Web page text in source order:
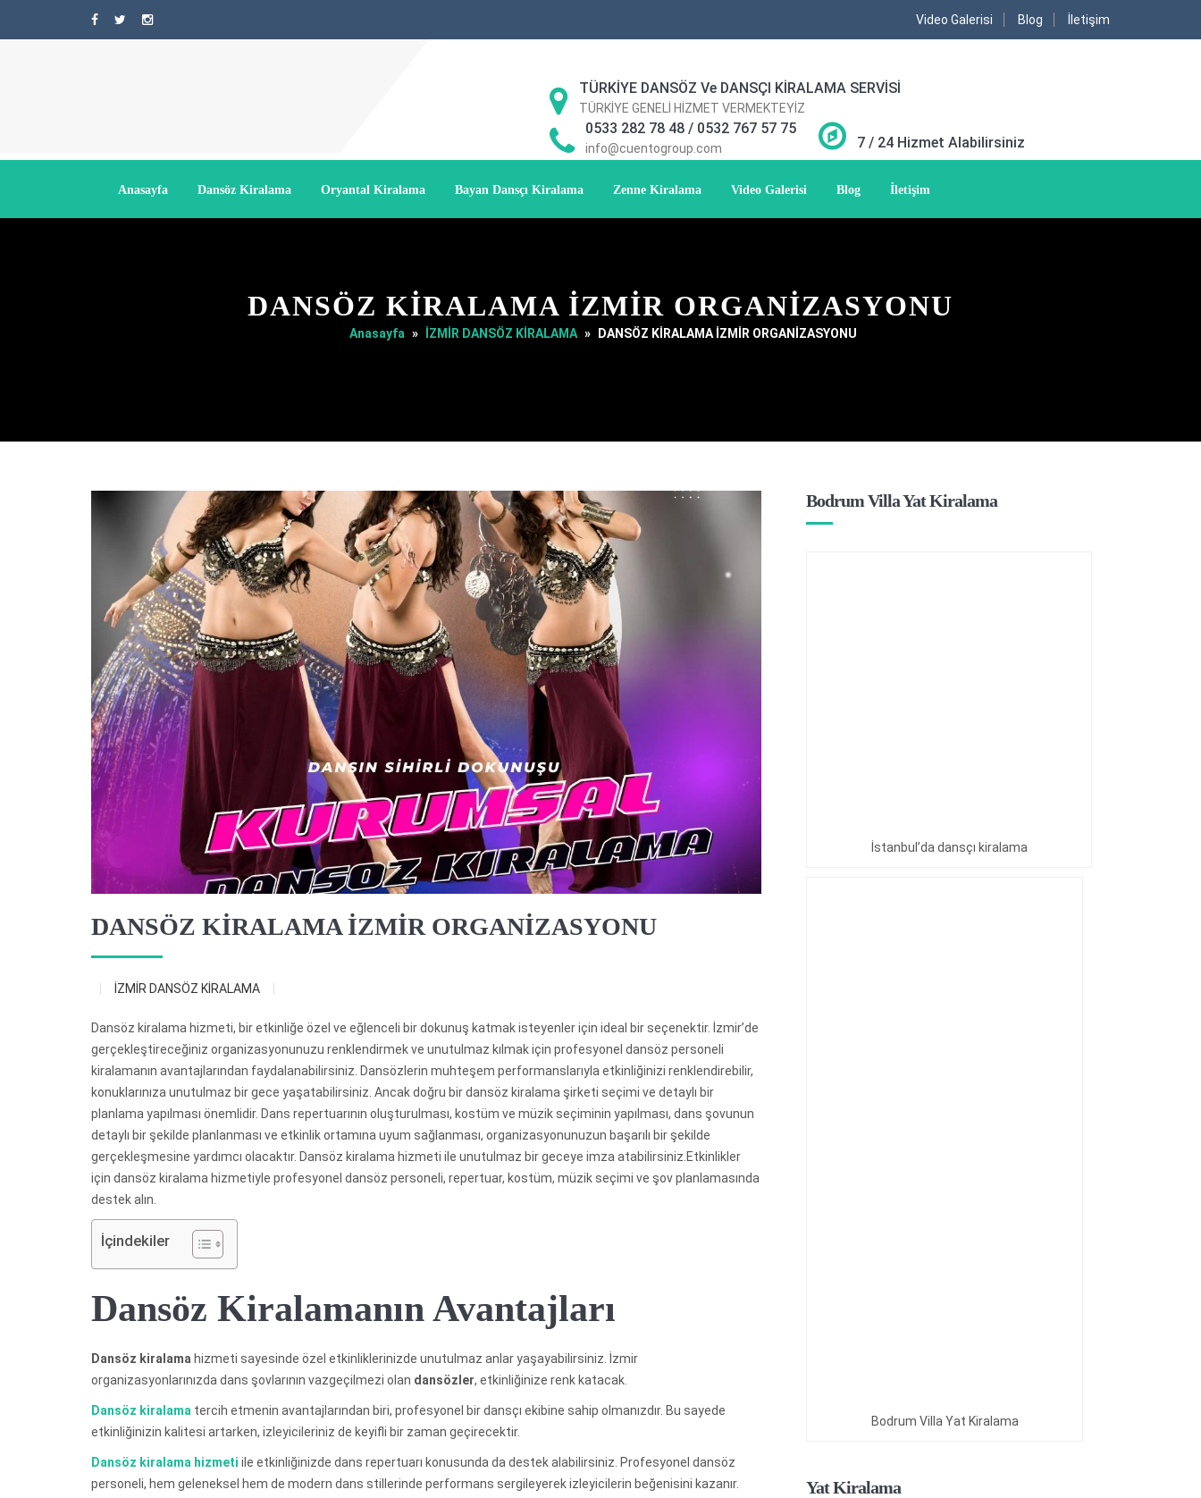
Video Galerisi Blog İletişim
TÜRKİYE DANSÖZ Ve DANSÇI KİRALAMA SERVİSİ
TÜRKİYE GENELİ HİZMET VERMEKTEYİZ
0533 282 78 48 / 0532 767 57 75
info@cuentogroup.com 7 / 24 Hizmet Alabilirsiniz
Anasayfa Dansöz Kiralama Oryantal Kiralama Bayan Dansçı Kiralama Zenne Kiralama Video Galerisi Blog İletişim
DANSÖZ KİRALAMA İZMİR ORGANİZASYONU
Anasayfa » İZMİR DANSÖZ KİRALAMA » DANSÖZ KİRALAMA İZMİR ORGANİZASYONU
DANSÖZ KİRALAMA İZMİR ORGANİZASYONU
İZMİR DANSÖZ KİRALAMA
Dansöz kiralama hizmeti, bir etkinliğe özel ve eğlenceli bir dokunuş katmak isteyenler için ideal bir seçenektir. İzmir’de
gerçekleştireceğiniz organizasyonunuzu renklendirmek ve unutulmaz kılmak için profesyonel dansöz personeli
kiralamanın avantajlarından faydalanabilirsiniz. Dansözlerin muhteşem performanslarıyla etkinliğinizi renklendirebilir,
konuklarınıza unutulmaz bir gece yaşatabilirsiniz. Ancak doğru bir dansöz kiralama şirketi seçimi ve detaylı bir
planlama yapılması önemlidir. Dans repertuarının oluşturulması, kostüm ve müzik seçiminin yapılması, dans şovunun
detaylı bir şekilde planlanması ve etkinlik ortamına uyum sağlanması, organizasyonunuzun başarılı bir şekilde
gerçekleşmesine yardımcı olacaktır. Dansöz kiralama hizmeti ile unutulmaz bir geceye imza atabilirsiniz.Etkinlikler
için dansöz kiralama hizmetiyle profesyonel dansöz personeli, repertuar, kostüm, müzik seçimi ve şov planlamasında
destek alın.
İçindekiler
Dansöz Kiralamanın Avantajları
Dansöz kiralama hizmeti sayesinde özel etkinliklerinizde unutulmaz anlar yaşayabilirsiniz. İzmir
organizasyonlarınızda dans şovlarının vazgeçilmezi olan dansözler, etkinliğinize renk katacak.
Dansöz kiralama tercih etmenin avantajlarından biri, profesyonel bir dansçı ekibine sahip olmanızdır. Bu sayede
etkinliğinizin kalitesi artarken, izleyicileriniz de keyifli bir zaman geçirecektir.
Dansöz kiralama hizmeti ile etkinliğinizde dans repertuarı konusunda da destek alabilirsiniz. Profesyonel dansöz
personeli, hem geleneksel hem de modern dans stillerinde performans sergileyerek izleyicilerin beğenisini kazanır.
Bodrum Villa Yat Kiralama
İstanbul’da dansçı kiralama
Bodrum Villa Yat Kiralama
Yat Kiralama